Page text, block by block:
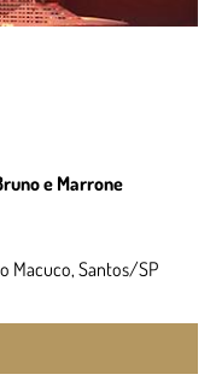
e Marrone
Macuco, Santos/SP